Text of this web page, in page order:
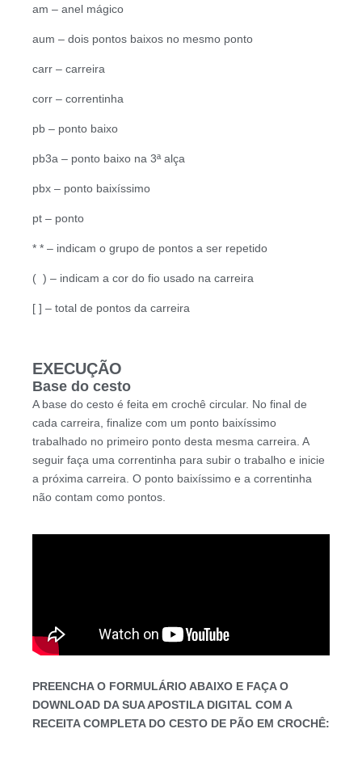
am – anel mágico
aum – dois pontos baixos no mesmo ponto
carr – carreira
corr – correntinha
pb – ponto baixo
pb3a – ponto baixo na 3ª alça
pbx – ponto baixíssimo
pt – ponto
* * – indicam o grupo de pontos a ser repetido
( ) – indicam a cor do fio usado na carreira
[ ] – total de pontos da carreira
EXECUÇÃO
Base do cesto
A base do cesto é feita em crochê circular. No final de
cada carreira, finalize com um ponto baixíssimo
trabalhado no primeiro ponto desta mesma carreira. A
seguir faça uma correntinha para subir o trabalho e inicie
a próxima carreira. O ponto baixíssimo e a correntinha
não contam como pontos.
PREENCHA O FORMULÁRIO ABAIXO E FAÇA O
DOWNLOAD DA SUA APOSTILA DIGITAL COM A
RECEITA COMPLETA DO CESTO DE PÃO EM CROCHÊ: